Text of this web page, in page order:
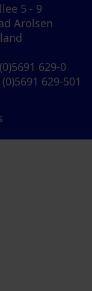
5 - 9
Arolsen
629-0
629-501